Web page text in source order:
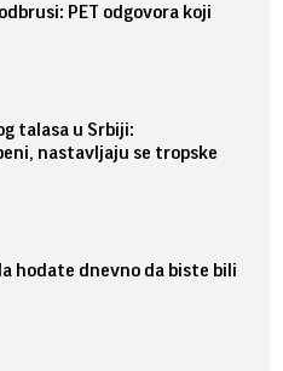
PET odgovora koji
talasa u Srbiji:
nastavljaju se tropske
hodate dnevno da biste bili